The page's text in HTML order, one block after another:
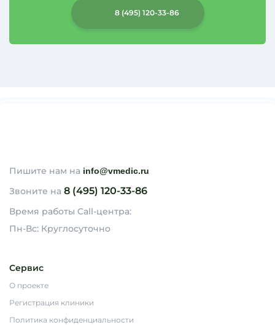
8 (495) 120-33-86
Сервис
О проекте
Регистрация клиники
Политика конфиденциальности
Пишите нам на info@vmedic.ru
Звоните на 8 (495) 120-33-86
Время работы Call-центра:
Пн-Вс: Круглосуточно